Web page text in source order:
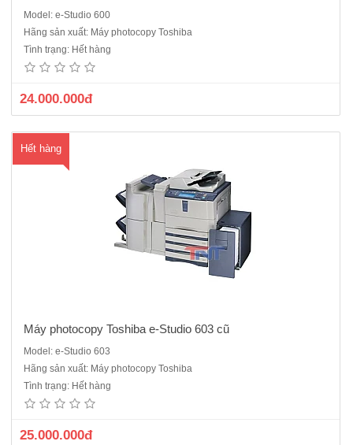
Model: e-Studio 600
Hãng sản xuất: Máy photocopy Toshiba
Tình trạng: Hết hàng
24.000.000đ
Hết hàng
Máy Photo kỹ thuật số, Laser trắng đen,Tốc độ: 60 bản/phútBộ nạp và
đảo 2 mặt bản gốc (ARDF),bộ đảo mặt bản sao (Duplex)Chức năng
chính: Photocopy - In - scan đen trắngKhổ giấy tối đa : A3,Khay giấy
vào : 4 khay x 500 tờ,khay giấy tay : 100 tờ T..
Máy photocopy Toshiba e-Studio 603 cũ
Model: e-Studio 603
Hãng sản xuất: Máy photocopy Toshiba
Tình trạng: Hết hàng
25.000.000đ
Máy photocopy Toshiba E-Studio 655 cũChức năng: Photocopy, In
mạng, Scan mạng trắng đenBộ nạp và đảo bản gốc (ARDF),Bộ đảo 2
mặt bản sao (Duplex)Tốc độ sao chụp, in: 65 bản / phútKhổ giấy sao
chụp:A3-A6Khay giấy: 2 khay x 500 tờ, Khay đôi: 2 x ..